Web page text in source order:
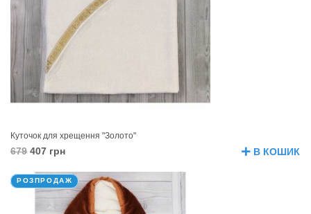
Куточок для хрещення "Золото"
679 407 грн В КОШИК
РОЗПРОДАЖ